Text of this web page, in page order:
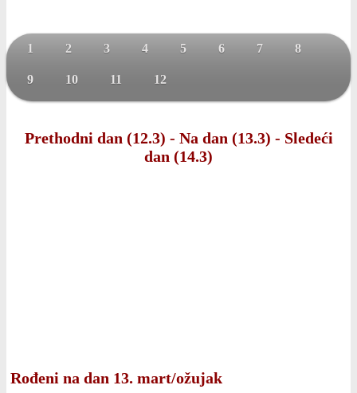
1 2 3 4 5 6 7 8
9 10 11 12
Prethodni dan (12.3) - Na dan (13.3) - Sledeći
dan (14.3)
Rođeni na dan 13. mart/ožujak